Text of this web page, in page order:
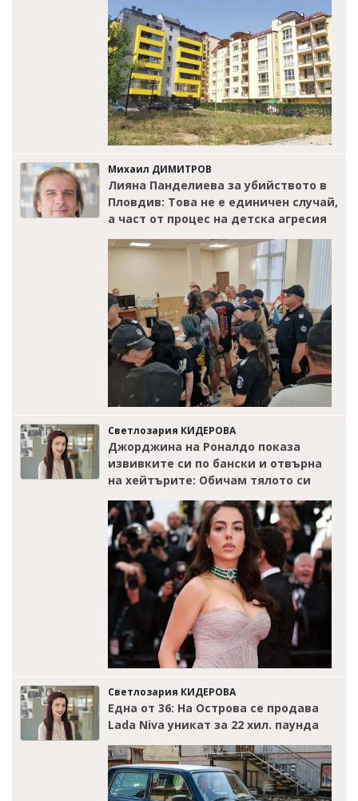
Михаил ДИМИТРОВ
Лияна Панделиева за убийството в
Пловдив: Това не е единичен случай,
а част от процес на детска агресия
Светлозария КИДЕРОВА
Джорджина на Роналдо показа
извивките си по бански и отвърна
на хейтърите: Обичам тялото си
Светлозария КИДЕРОВА
Една от 36: На Острова се продава
Lada Niva уникат за 22 хил. паунда